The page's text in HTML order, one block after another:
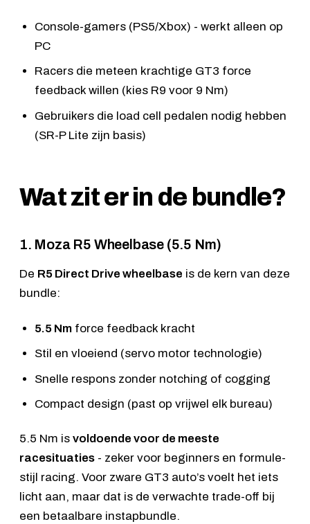
Console-gamers (PS5/Xbox) - werkt alleen op
PC
Racers die meteen krachtige GT3 force
feedback willen (kies R9 voor 9 Nm)
Gebruikers die load cell pedalen nodig hebben
(SR-P Lite zijn basis)
Wat zit er in de bundle?
1. Moza R5 Wheelbase (5.5 Nm)
De R5 Direct Drive wheelbase is de kern van deze
bundle:
5.5 Nm force feedback kracht
Stil en vloeiend (servo motor technologie)
Snelle respons zonder notching of cogging
Compact design (past op vrijwel elk bureau)
5.5 Nm is voldoende voor de meeste
racesituaties - zeker voor beginners en formule-
stijl racing. Voor zware GT3 auto’s voelt het iets
licht aan, maar dat is de verwachte trade-off bij
een betaalbare instapbundle.